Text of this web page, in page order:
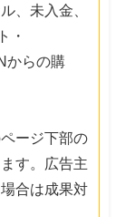
、未入金、
・
からの購
ージ下部の
す。広告主
合は成果対